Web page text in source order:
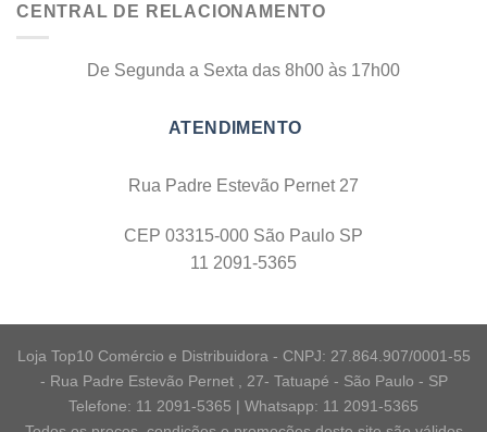
CENTRAL DE RELACIONAMENTO
De Segunda a Sexta das 8h00 às 17h00
Rua Padre Estevão Pernet 27
CEP 03315-000 São Paulo SP
11 2091-5365
Loja Top10 Comércio e Distribuidora - CNPJ: 27.864.907/0001-55
- Rua Padre Estevão Pernet , 27- Tatuapé - São Paulo - SP
Telefone: 11 2091-5365 | Whatsapp: 11 2091-5365